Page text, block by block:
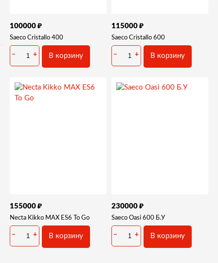
100000 ₽
Saeco Cristallo 400
− + В корзину
115000 ₽
Saeco Cristallo 600
− + В корзину
155000 ₽
Necta Kikko MAX ES6 To Go
− + В корзину
230000 ₽
Saeco Oasi 600 Б.У
− + В корзину